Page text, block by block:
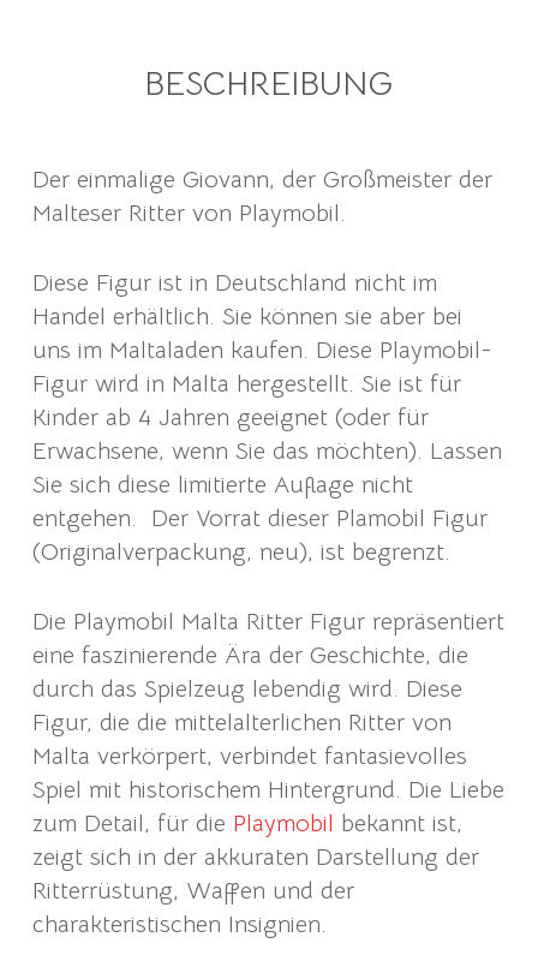
BESCHREIBUNG
Der einmalige Giovann, der Großmeister der
Malteser Ritter von Playmobil.
Diese Figur ist in Deutschland nicht im
Handel erhältlich. Sie können sie aber bei
uns im Maltaladen kaufen. Diese Playmobil-
Figur wird in Malta hergestellt. Sie ist für
Kinder ab 4 Jahren geeignet (oder für
Erwachsene, wenn Sie das möchten). Lassen
Sie sich diese limitierte Auflage nicht
entgehen. Der Vorrat dieser Plamobil Figur
(Originalverpackung, neu), ist begrenzt.
Die Playmobil Malta Ritter Figur repräsentiert
eine faszinierende Ära der Geschichte, die
durch das Spielzeug lebendig wird. Diese
Figur, die die mittelalterlichen Ritter von
Malta verkörpert, verbindet fantasievolles
Spiel mit historischem Hintergrund. Die Liebe
zum Detail, für die Playmobil bekannt ist,
zeigt sich in der akkuraten Darstellung der
Ritterrüstung, Waffen und der
charakteristischen Insignien.